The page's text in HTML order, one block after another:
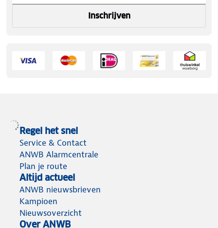
Inschrijven
Regel het snel
Service & Contact
ANWB Alarmcentrale
Plan je route
Altijd actueel
ANWB nieuwsbrieven
Kampioen
Nieuwsoverzicht
Over ANWB